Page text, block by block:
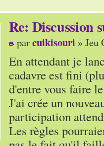
Re: Discussion
parcuikisouri » Jeu
En attendant je
cadavre est fini
d'entre vous faire
J'ai crée un
participation
Les règles